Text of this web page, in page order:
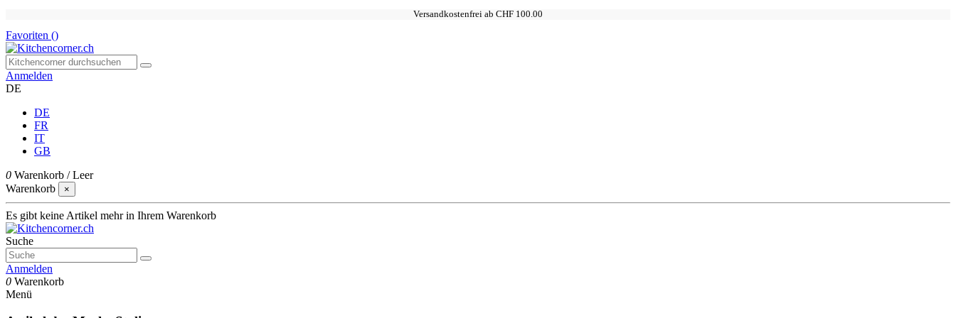
Versandkostenfrei ab CHF 100.00
Favoriten ()
Anmelden
DE
DE
FR
IT
GB
0 Warenkorb /Leer
Warenkorb
×
Es gibt keine Artikel mehr in Ihrem Warenkorb
Suche
Anmelden
0 Warenkorb
Menü